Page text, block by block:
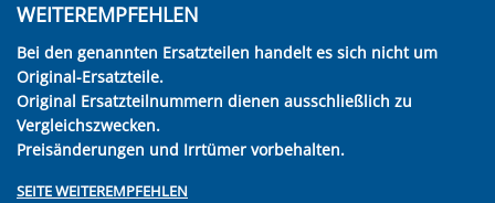
WEITEREMPFEHLEN
Bei den genannten Ersatzteilen handelt es sich nicht um
Original-Ersatzteile.
Original Ersatzteilnummern dienen ausschließlich zu
Vergleichszwecken.
Preisänderungen und Irrtümer vorbehalten.
SEITE WEITEREMPFEHLEN